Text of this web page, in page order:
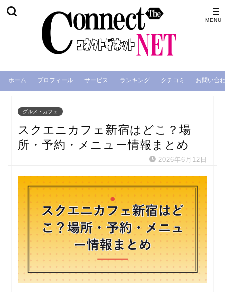
ホーム プロフィール サービス ランキング クチコミ お問い合
グルメ・カフェ
スクエニカフェ新宿はどこ？場
所・予約・メニュー情報まとめ
2026年6月12日